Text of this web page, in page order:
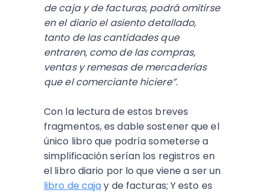
de caja y de facturas, podrá omitirse
en el diario el asiento detallado,
tanto de las cantidades que
entraren, como de las compras,
ventas y remesas de mercaderías
que el comerciante hiciere”.
Con la lectura de estos breves
fragmentos, es dable sostener que el
único libro que podría someterse a
simplificación serían los registros en
el libro diario por lo que viene a ser un
libro de cajay de facturas; Y esto es